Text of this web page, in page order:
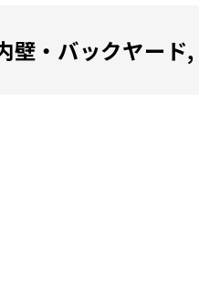
壁・バックヤード